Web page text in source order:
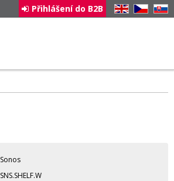
EN CZ SK
Přihlášení do B2B
Sonos
SNS.SHELF.W